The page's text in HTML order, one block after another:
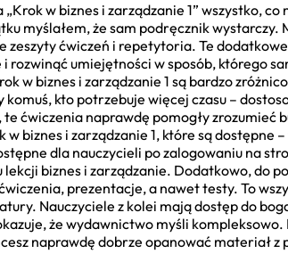
w biznes i zarządzanie 1” wszystko,
myślałem, że sam podręcznik
zeszyty ćwiczeń i repetytoria. Te
rozwinąć umiejętności w sposób, którego
w biznes i zarządzanie 1 są bardzo
komuś, kto potrzebuje więcej czasu –
ćwiczenia naprawdę pomogły zrozumieć
biznes i zarządzanie 1, które są dostępne
dla nauczycieli po zalogowaniu na
biznes i zarządzanie. Dodatkowo, do
prezentacje, a nawet testy. To
Nauczyciele z kolei mają dostęp do
że wydawnictwo myśli
naprawdę dobrze opanować materiał z